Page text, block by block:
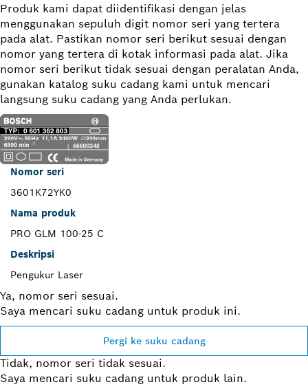
Produk kami dapat diidentifikasi dengan jelas
menggunakan sepuluh digit nomor seri yang tertera
pada alat. Pastikan nomor seri berikut sesuai dengan
nomor yang tertera di kotak informasi pada alat. Jika
nomor seri berikut tidak sesuai dengan peralatan Anda,
gunakan katalog suku cadang kami untuk mencari
langsung suku cadang yang Anda perlukan.
Nomor seri
3601K72YK0
Nama produk
PRO GLM 100-25 C
Deskripsi
Pengukur Laser
Ya, nomor seri sesuai.
Saya mencari suku cadang untuk produk ini.
Pergi ke suku cadang
Tidak, nomor seri tidak sesuai.
Saya mencari suku cadang untuk produk lain.